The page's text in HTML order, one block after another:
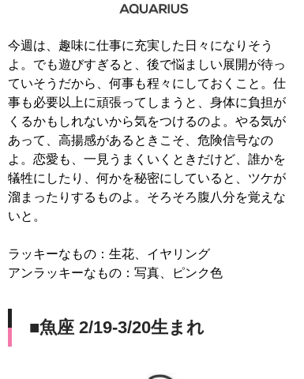
今週は、趣味に仕事に充実した日々になりそう
よ。でも遊びすぎると、後で悩ましい展開が待っ
ていそうだから、何事も程々にしておくこと。仕
事も必要以上に頑張ってしまうと、身体に負担が
くるかもしれないから気をつけるのよ。やる気が
あって、高揚感があるときこそ、危険信号なの
よ。恋愛も、一見うまくいくときだけど、誰かを
犠牲にしたり、何かを秘密にしていると、ツケが
溜まったりするものよ。そろそろ腹八分を覚えな
いと。
ラッキーなもの：生花、イヤリング
アンラッキーなもの：写真、ピンク色
■魚座 2/19-3/20生まれ